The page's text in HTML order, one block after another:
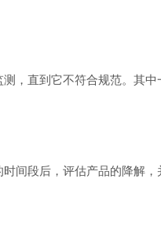
，直到它不符合规范。其
间段后，评估产品的降解